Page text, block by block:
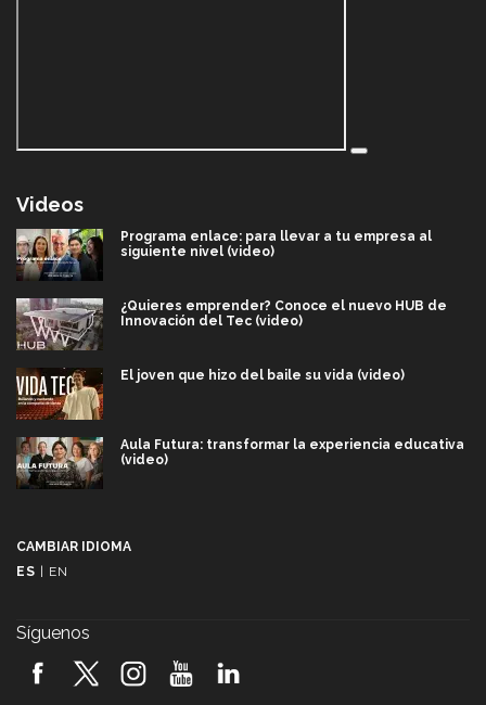
Videos
Programa enlace: para llevar a tu empresa al
siguiente nivel (video)
¿Quieres emprender? Conoce el nuevo HUB de
Innovación del Tec (video)
El joven que hizo del baile su vida (video)
Aula Futura: transformar la experiencia educativa
(video)
2026! (video)
CAMBIAR IDIOMA
ES | EN
Síguenos